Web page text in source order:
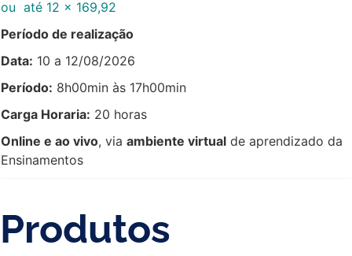
ou até 12 x 169,92
Período de realização
Data: 10 a 12/08/2026
Período: 8h00min às 17h00min
Carga Horaria: 20 horas
Online e ao vivo, via ambiente virtual de aprendizado da
Ensinamentos
Produtos